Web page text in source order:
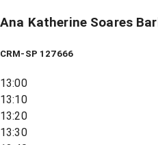
Ana Katherine Soares
CRM-SP 127666
13:00
13:10
13:20
13:30